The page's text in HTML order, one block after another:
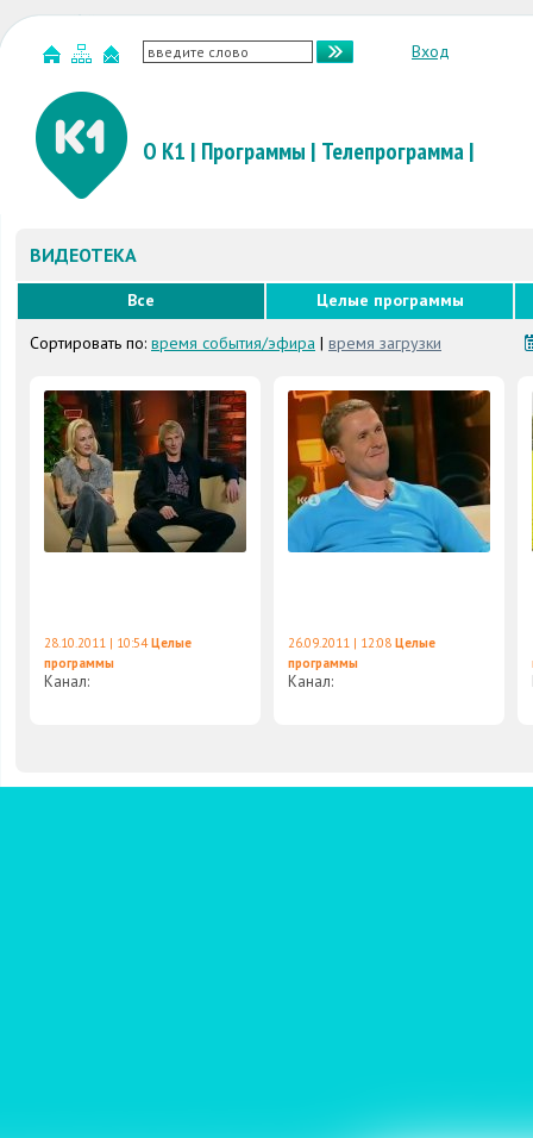
Вход
О К1 | Программы | Телепрограмма|
ВИДЕОТЕКА
Все
Целые программы
Сортировать по: время события/эфира | время загрузки
28.10.2011 | 10:54 Целые
программы
Канал:
26.09.2011 | 12:08 Целые
программы
Канал: